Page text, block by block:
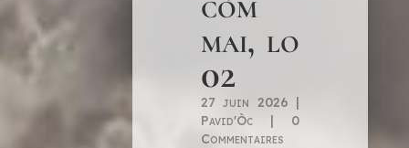
mai, lo
02
27 juin 2026 |
Pavid'Òc| 0
Commentaires